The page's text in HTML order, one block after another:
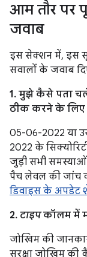
आम तौर पर
जवाब
इस सेक्शन में, इस
सवालों के जवाब
1. मुझे कैसे पता
ठीक करने के लिए
05-06-2022 या
2022 के
जुड़ी सभी समस्याओं
पैच लेवल की जांच
डिवाइस के अपडेट
2. टाइपकॉलम में
जोखिम की
सुरक्षा जोखिम की